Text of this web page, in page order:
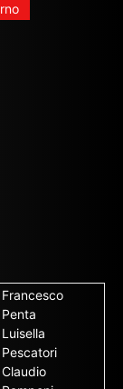
Francesco
Penta
Luisella
Pescatori
Claudio